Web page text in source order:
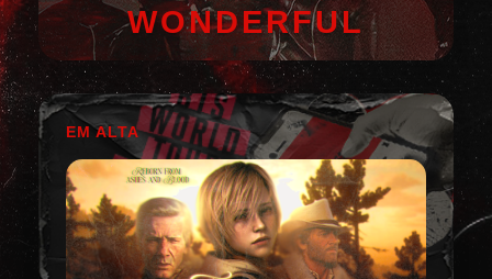
WONDERFUL
EM ALTA